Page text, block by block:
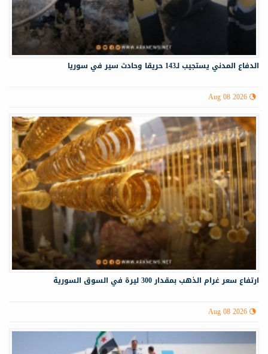
الدفاع المدني يستجيب لـ143 حريقا وحادث سير في سوريا
Aug 08 2026
ارتفاع سعر غرام الذهب بمقدار 300 ليرة في السوق السورية
Aug 08 2026